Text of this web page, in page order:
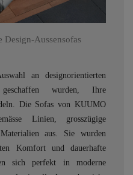
Design-Aussensofas
an designorientierten
wurden, Ihre
Die Sofas von KUUMO
Linien, grosszügige
aus. Sie wurden
Komfort und dauerhafte
sich perfekt in moderne